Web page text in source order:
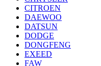
CITROEN
DAEWOO
DATSUN
DODGE
DONGFENG
EXEED
FAW